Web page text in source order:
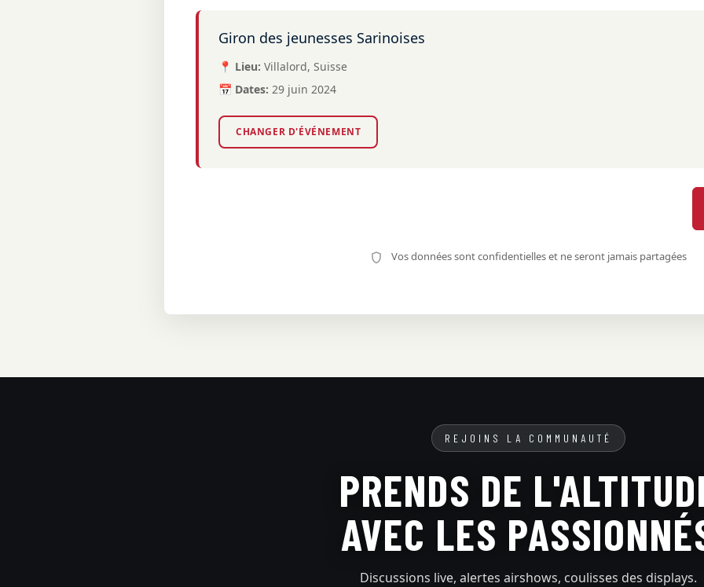
Giron des jeunesses Sarinoises
📍 Lieu: Villalord, Suisse
📅 Dates: 29 juin 2024
CHANGER D'ÉVÉNEMENT
Vos données sont confidentielles et ne seront jamais partagées
REJOINS LA COMMUNAUTÉ
PRENDS DE
AVEC LES
Discussions live, alertes airshows, coulisses des displays.